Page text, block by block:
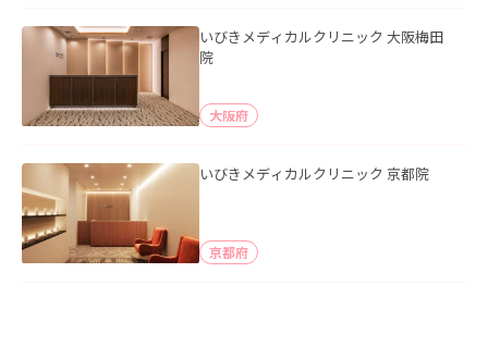
いびきメディカルクリニック 大阪梅田
院
大阪府
いびきメディカルクリニック 京都院
京都府